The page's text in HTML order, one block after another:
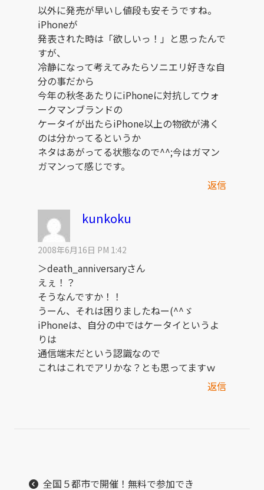
以外に発売が早いし値段も安そうですね。
iPhoneが
発表された時は「欲しいっ！」と思ったんで
すが、
冷静になって考えてみたらソニエリ好きな自
分の事だから
今年の秋冬あたりにiPhoneに対抗してウォ
ークマンブランドの
ケータイが出たらiPhone以上の物欲が沸く
のは分かってるというか
ネタはあがってる状態なので^^;今はガマン
ガマンって感じです。
返信
kunkoku
2008年6月16日 PM 1:42
＞death_anniversaryさん
えぇ！？
そうなんですか！！
うーん、それは困りましたねー(^^ゞ
iPhoneは、自分の中ではケータイというよ
りは
通信端末だという認識なので
これはこれでアリかな？とも思ってますｗ
返信
全国５都市で開催！無料で参加でき